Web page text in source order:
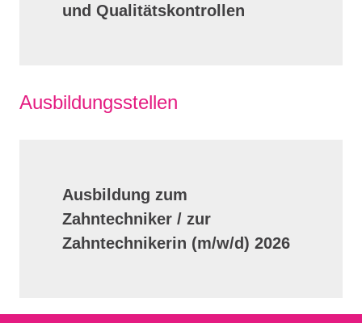
und Qualitätskontrollen
Ausbildungsstellen
Ausbildung zum
Zahntechniker / zur
Zahntechnikerin (m/w/d) 2026